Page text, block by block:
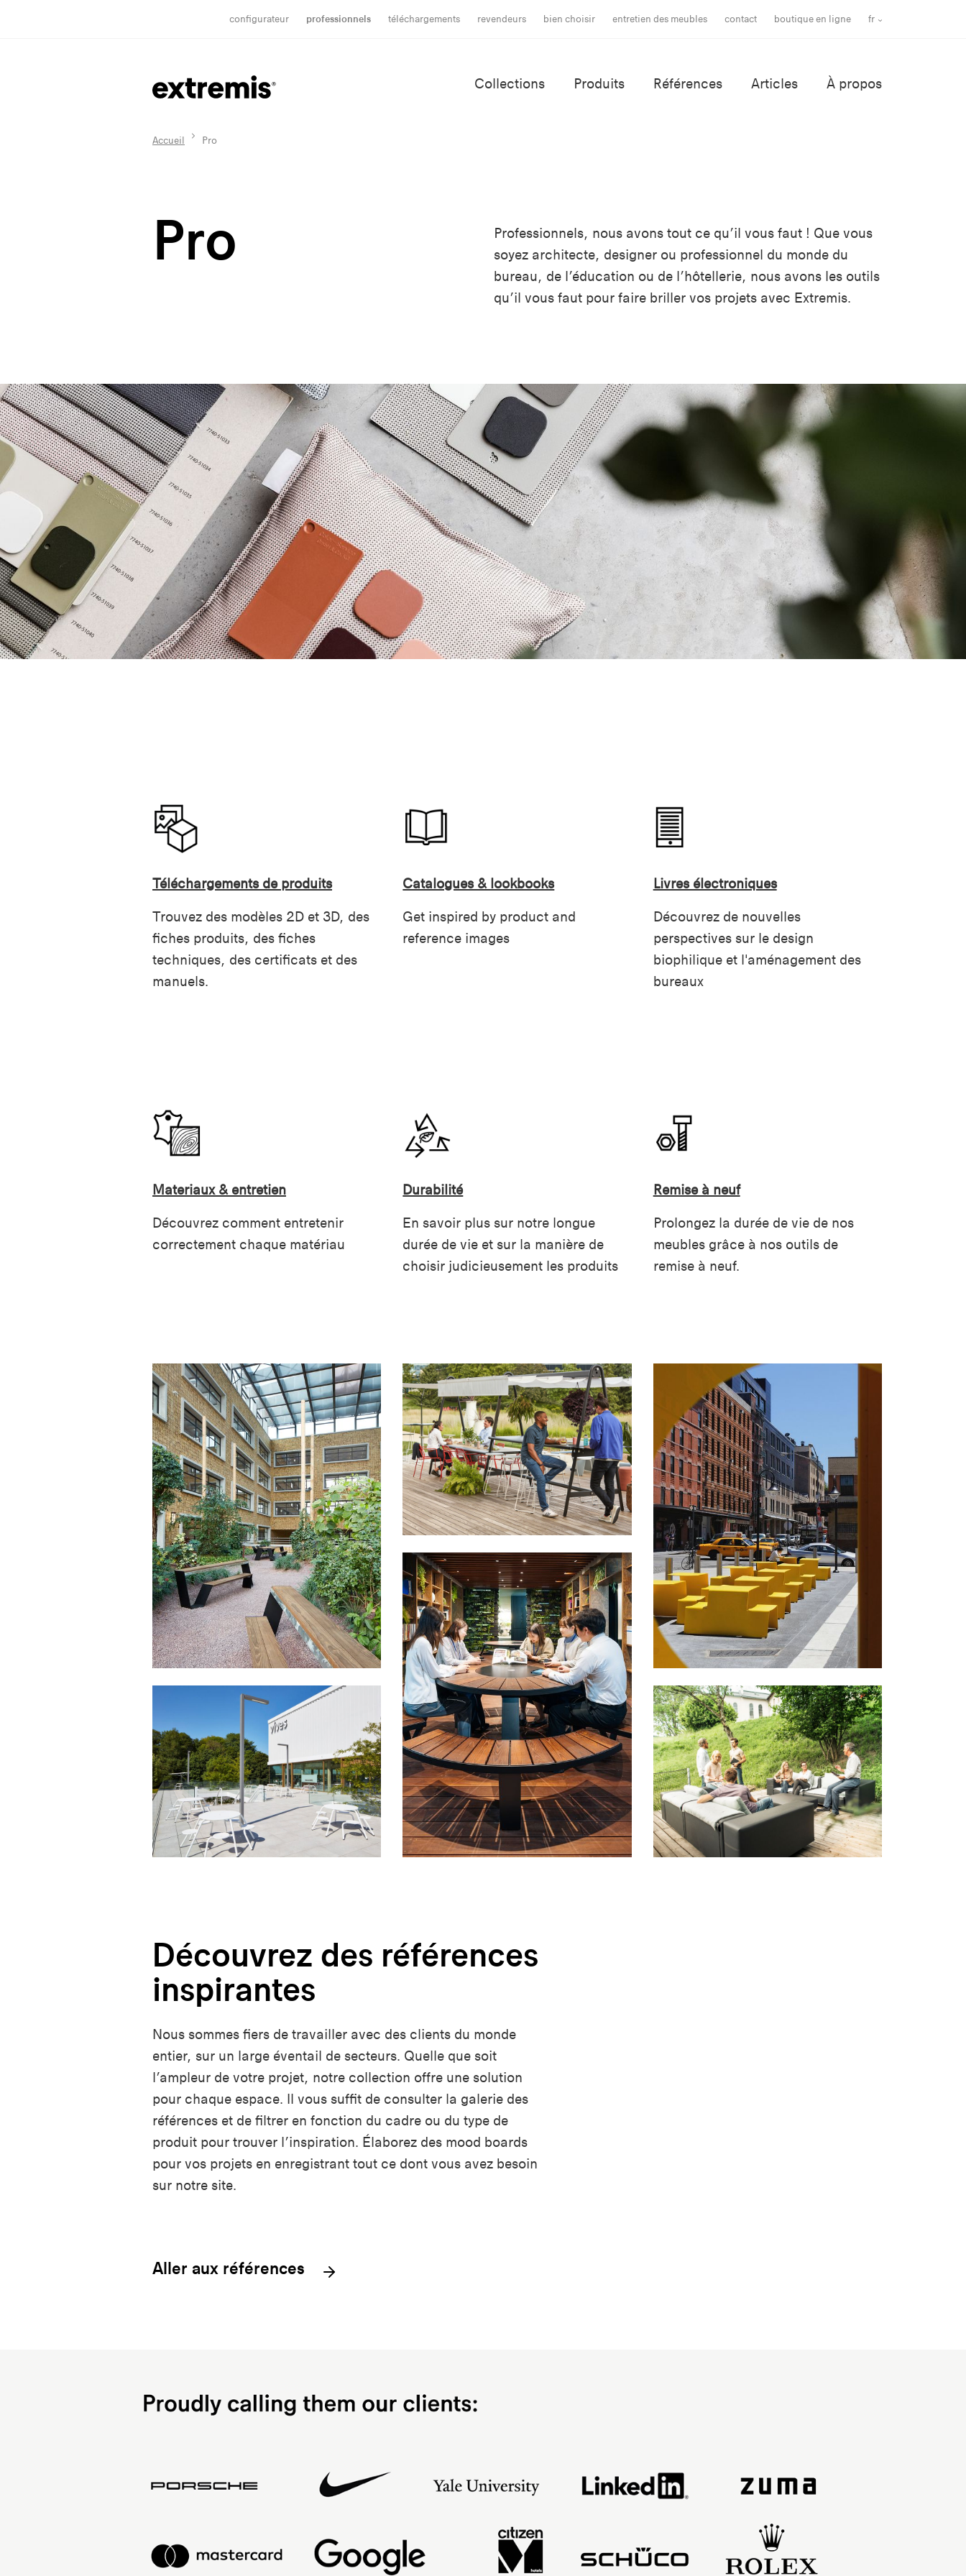
configurateur professionnels téléchargements revendeurs bien choisir entretien des meubles contact boutique en ligne fr
Collections Produits Références Articles À propos
Accueil Pro
Pro
Professionnels, nous avons tout ce qu’il vous faut ! Que vous
soyez architecte, designer ou professionnel du monde du
bureau, de l’éducation ou de l’hôtellerie, nous avons les outils
qu’il vous faut pour faire briller vos projets avec Extremis.
Téléchargements de produits
Trouvez des modèles 2D et 3D, des
fiches produits, des fiches
techniques, des certificats et des
manuels.
Catalogues & lookbooks
Get inspired by product and
reference images
Livres électroniques
Découvrez de nouvelles
perspectives sur le design
biophilique et l'aménagement des
bureaux
Materiaux & entretien
Découvrez comment entretenir
correctement chaque matériau
Durabilité
En savoir plus sur notre longue
durée de vie et sur la manière de
choisir judicieusement les produits
Remise à neuf
Prolongez la durée de vie de nos
meubles grâce à nos outils de
remise à neuf.
Découvrez des références
inspirantes
Nous sommes fiers de travailler avec des clients du monde
entier, sur un large éventail de secteurs. Quelle que soit
l’ampleur de votre projet, notre collection offre une solution
pour chaque espace. Il vous suffit de consulter la galerie des
références et de filtrer en fonction du cadre ou du type de
produit pour trouver l’inspiration. Élaborez des mood boards
pour vos projets en enregistrant tout ce dont vous avez besoin
sur notre site.
Aller aux références